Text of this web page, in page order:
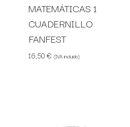
MATEMÁTICAS 1
CUADERNILLO
FANFEST
16,50€ (IVA incluido)